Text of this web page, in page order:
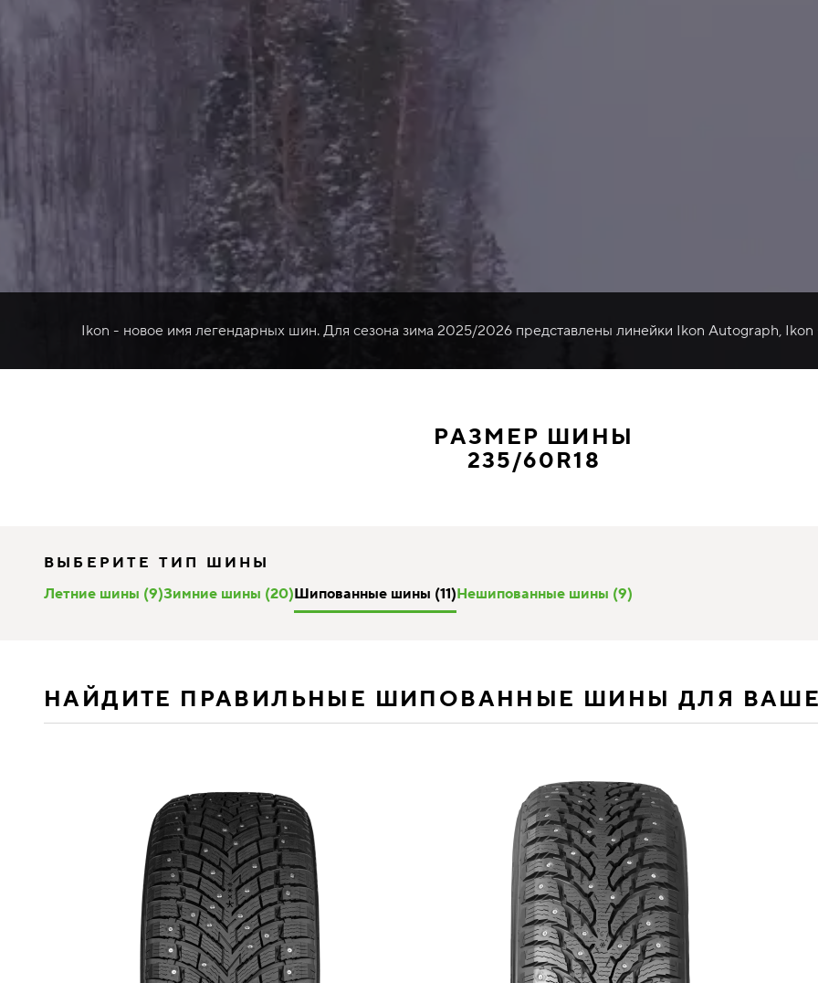
Ikon - новое имя легендарных шин. Для сезона зима 2025/2026 представлены линейки Ikon Autograph,
РАЗМЕР ШИНЫ
235/60R18
ВЫБЕРИТЕ ТИП ШИНЫ
Летние шины (9)Зимние шины (20)Шипованные шины (11)Нешипованные шины (9)
НАЙДИТЕ ПРАВИЛЬНЫЕ ШИПОВАННЫЕ ШИНЫ ДЛЯ